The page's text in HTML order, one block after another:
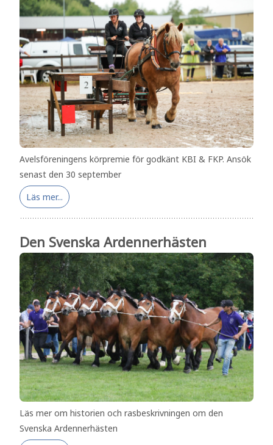
Avelsföreningens körpremie för godkänt KBI & FKP. Ansök
senast den 30 september
Läs mer...
Den Svenska Ardennerhästen
Läs mer om historien och rasbeskrivningen om den
Svenska Ardennerhästen